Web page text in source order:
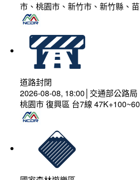
市、桃園市、新竹市、新竹縣、
道路封閉
2026-08-08, 18:00│交通部公路局
桃園市 復興區 台7線